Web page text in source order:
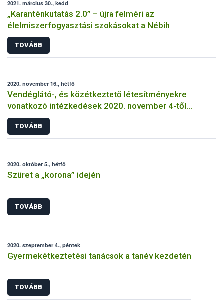
2021. március 30., kedd
„Karanténkutatás 2.0” – újra felméri az
élelmiszerfogyasztási szokásokat a Nébih
TOVÁBB
2020. november 16., hétfő
Vendéglátó-, és közétkeztető létesítményekre
vonatkozó intézkedések 2020. november 4-től
visszavonásig
TOVÁBB
2020. október 5., hétfő
Szüret a „korona” idején
TOVÁBB
2020. szeptember 4., péntek
Gyermekétkeztetési tanácsok a tanév kezdetén
TOVÁBB